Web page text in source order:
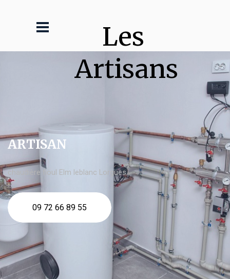
Les
Artisans
ARTISAN
chaudière fioul Elm leblanc Lorgues
09 72 66 89 55